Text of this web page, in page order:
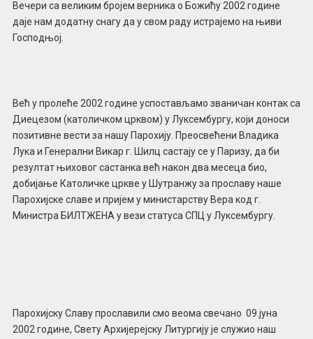
Вечери са великим бројем верника о Божићу 2002 године
даје нам додатну снагу да у свом раду истрајемо на њиви
Господњој.
Већ у пролеће 2002 године успостављамо званичан контак са
Диецезом (католичком црквом) у Луксембургу, који доноси
позитивне вести за нашу Парохију. Преосвећени Владика
Лука и Генерални Викар г. Шилц састају се у Паризу, да би
резултат њиховог састанка већ након два месеца био,
добијање Католичке цркве у Шутранжу за прославу наше
Парохијске славе и пријем у министарству Вера код г.
Министра БИЛТЖЕНА у вези статуса СПЦ у Луксембургу.
Парохијску Славу прославили смо веома свечано 09.јуна
2002 године, Свету Архијерејску Литургију је служио наш